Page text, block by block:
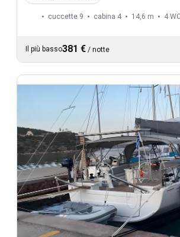
cuccette 9 cabina 4 14,6 m 4
Il più basso381 € / notte